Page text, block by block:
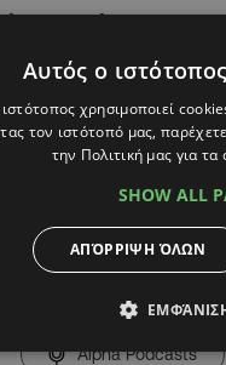
να χωρίσω σε
Day”,
της
Alpha Podcasts
Αυτός ο
χρησιμοποιεί
τον ιστότοπό μας,
την Πολιτική μας για
SHOW ALL
ΑΠΌΡΡΙΨΗ ΌΛΩΝ